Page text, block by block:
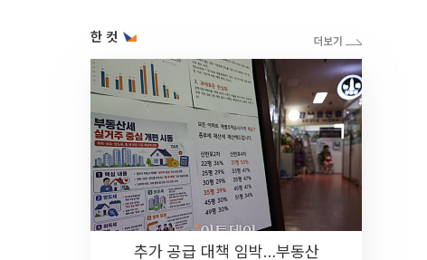
한 컷
추가 공급 대책 임박…부동산